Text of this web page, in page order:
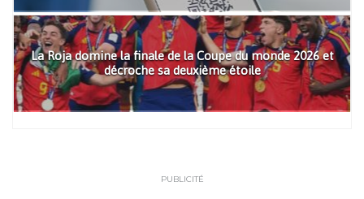
La Roja domine la finale de la Coupe du monde 2026 et
décroche sa deuxième étoile
PUBLICITÉ